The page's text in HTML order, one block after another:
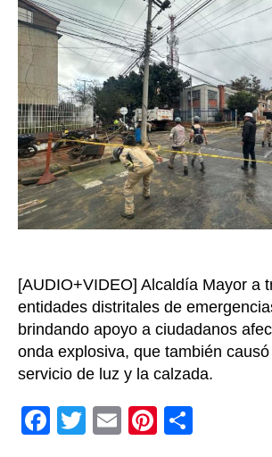
[AUDIO+VIDEO] Alcaldía Mayor a
entidades distritales de
brindando apoyo a ciudadanos
onda explosiva, que también causó
servicio de luz y la calzada.
F
T
E
Pi